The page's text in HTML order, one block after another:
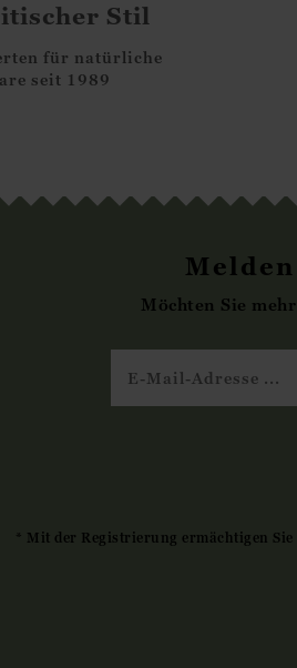
Stil
für natürliche
seit 1989
Möchten Sie
* Mit der Registrierung ermächtigen